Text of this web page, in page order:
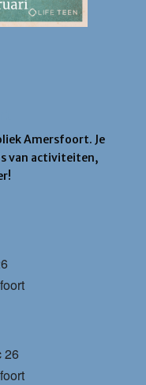
Amersfoort. Je
van activiteiten,
26